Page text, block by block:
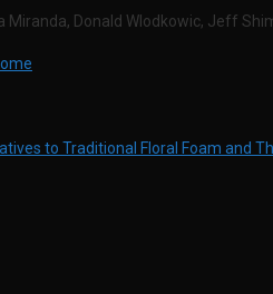
Donald Wlodkowic, Jeff
to Traditional Floral Foam and